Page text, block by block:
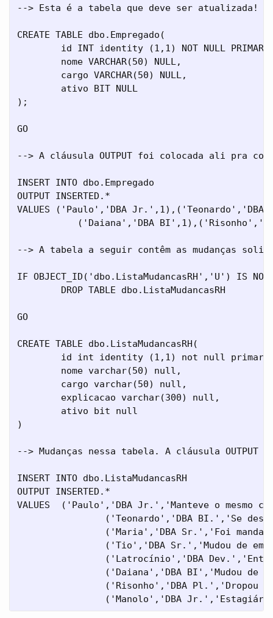
--> Esta é a tabela que deve ser atualizada!
CREATE TABLE dbo.Empregado(
);
GO
--> A cláusula OUTPUT foi colocada ali pra
INSERT INTO dbo.Empregado
OUTPUT INSERTED.*
VALUES ('Paulo','DBA
--> A tabela a seguir contêm as mudanças
IF OBJECT_ID('dbo.ListaMudancasRH','U') IS NOT
GO
CREATE TABLE dbo.ListaMudancasRH(
)
--> Mudanças nessa tabela. A cláusula
INSERT INTO dbo.ListaMudancasRH
OUTPUT INSERTED.*
VALUES  ('Paulo','DBA Jr.','Manteve o mesmo
('Manolo','DBA